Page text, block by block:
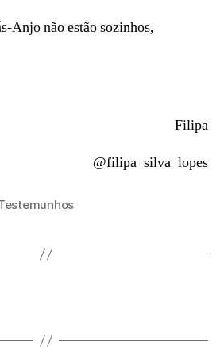
Anjo não estão sozinhos,
Filipa
@filipa_silva_lopes